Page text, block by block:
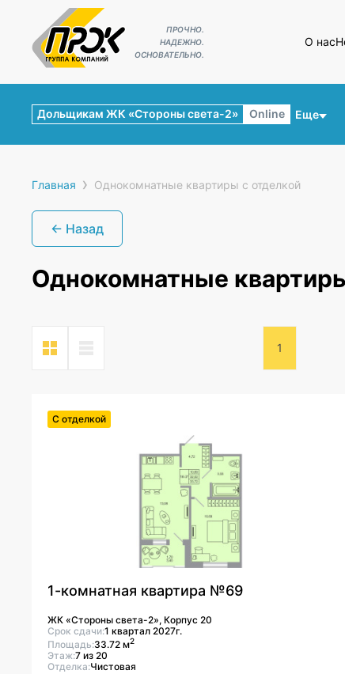
ПРОЧНО.
НАДЕЖНО.
ОСНОВАТЕЛЬНО.
О нас
Еще
Дольщикам ЖК «Стороны света-2» Online
Главная › Однокомнатные квартиры с отделкой
← Назад
Однокомнатные
1
С отделкой
1-комнатная квартира №69
ЖК «Стороны света-2», Корпус 20
Срок сдачи:1 квартал 2027г.
Площадь:33.72 м2
Этаж:7 из 20
Отделка:Чистовая